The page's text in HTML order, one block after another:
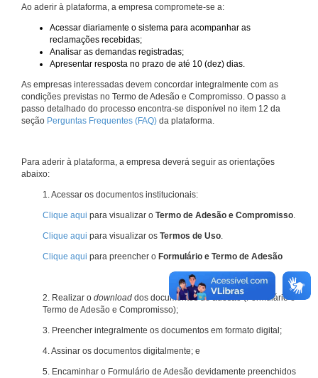
Ao aderir à plataforma, a empresa compromete-se a:
Acessar diariamente o sistema para acompanhar as
reclamações recebidas;
Analisar as demandas registradas;
Apresentar resposta no prazo de até 10 (dez) dias.
As empresas interessadas devem concordar integralmente com as
condições previstas no Termo de Adesão e Compromisso. O passo a
passo detalhado do processo encontra-se disponível no item 12 da
seção Perguntas Frequentes (FAQ) da plataforma.
Para aderir à plataforma, a empresa deverá seguir as orientações
abaixo:
1. Acessar os documentos institucionais:
Clique aqui para visualizar o Termo de Adesão e Compromisso.
Clique aqui para visualizar os Termos de Uso.
Clique aqui para preencher o Formulário e Termo de Adesão
2. Realizar o download dos documentos de adesão (Formulário e
Termo de Adesão e Compromisso);
3. Preencher integralmente os documentos em formato digital;
4. Assinar os documentos digitalmente; e
5. Encaminhar o Formulário de Adesão devidamente preenchidos